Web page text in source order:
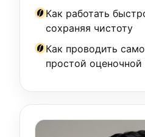
Как работать
сохраняя чистоту
Как проводить
простой оценочной